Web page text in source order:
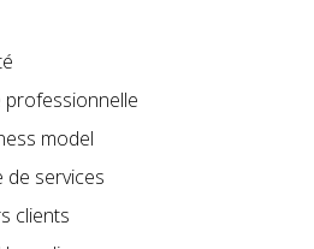
model
services
clients